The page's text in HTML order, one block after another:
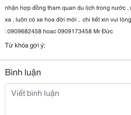
nhận hợp đồng tham quan du lịch trong nước
xa , luôn có xe hoa đời mới , chi tiết xin vui
: 0909682458 hoac 0909173458 Mr Đức
Từ khóa gợi ý:
Bình luận